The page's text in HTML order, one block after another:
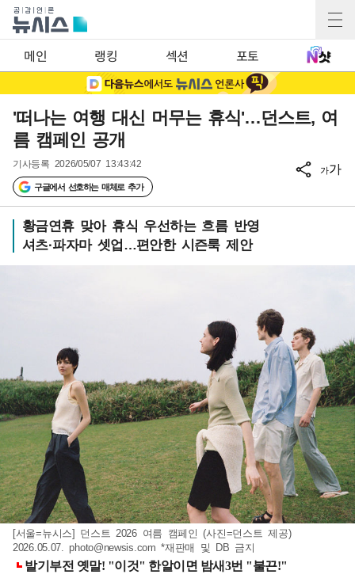
메인 랭킹 섹션 포토
'떠나는 여행 대신 머무는 휴식'…던스트, 여
름 캠페인 공개
기사등록 2026/05/07 13:43:42
구글에서 선호하는 매체로 추가
가가
황금연휴 맞아 휴식 우선하는 흐름 반영
셔츠·파자마 셋업…편안한 시즌룩 제안
[서울=뉴시스] 던스트 2026 여름 캠페인 (사진=던스트 제공)
2026.05.07.photo@newsis.com *재판매 및 DB 금지